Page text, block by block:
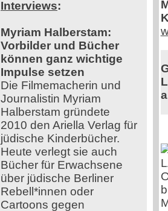
Interviews:
Myriam Halberstam:
Vorbilder und Bücher
können ganz wichtige
Impulse setzen
Die Filmemacherin und
Journalistin Myriam
Halberstam gründete
2010 den Ariella Verlag für
jüdische Kinderbücher.
Heute verlegt sie auch
Bücher für Erwachsene
über jüdische Berliner
Rebell*innen oder
Cartoons gegen